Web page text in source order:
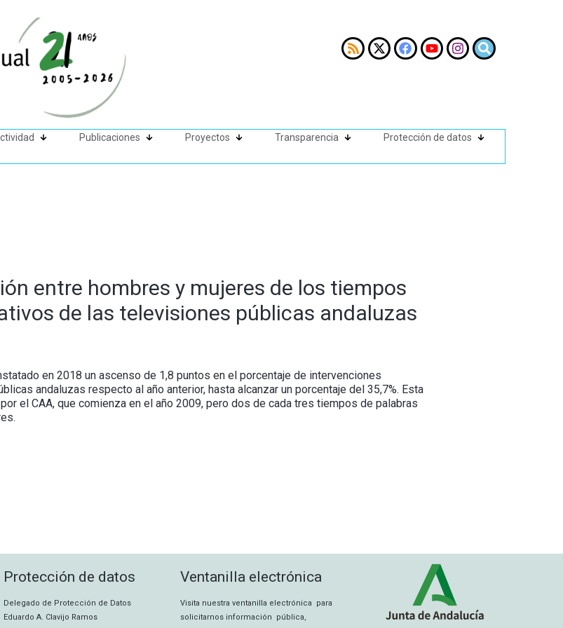
Publicaciones Proyectos Transparencia Protección de datos
entre hombres y mujeres de los tiempos
de las televisiones públicas andaluzas
en 2018 un ascenso de 1,8 puntos en el porcentaje de intervenciones
andaluzas respecto al año anterior, hasta alcanzar un porcentaje del 35,7%. Esta
el CAA, que comienza en el año 2009, pero dos de cada tres tiempos de palabras
Protección de datos
Delegado de Protección de Datos
Eduardo A. Clavijo Ramos
Ventanilla electrónica
Visita nuestra ventanilla electrónica para
solicitarnos información pública,